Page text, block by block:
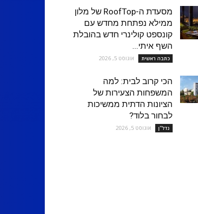
מסעדת ה-RoofTop של מלון
ממילא נפתחת מחדש עם
קונספט קולינרי חדש בהובלת
השף איתי...
כתבה ראשית אוגוסט 5, 2026
הכי קרוב לבית: למה
המשפחות הצעירות של
הציונות הדתית ממשיכות
לבחור בלוד?
נדל''ן אוגוסט 5, 2026